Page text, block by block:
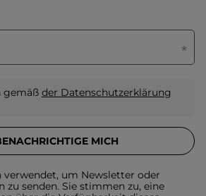
gemäß der Datenschutzerklärung
MICH
verwendet, um Newsletter oder
zu senden. Sie stimmen zu, eine